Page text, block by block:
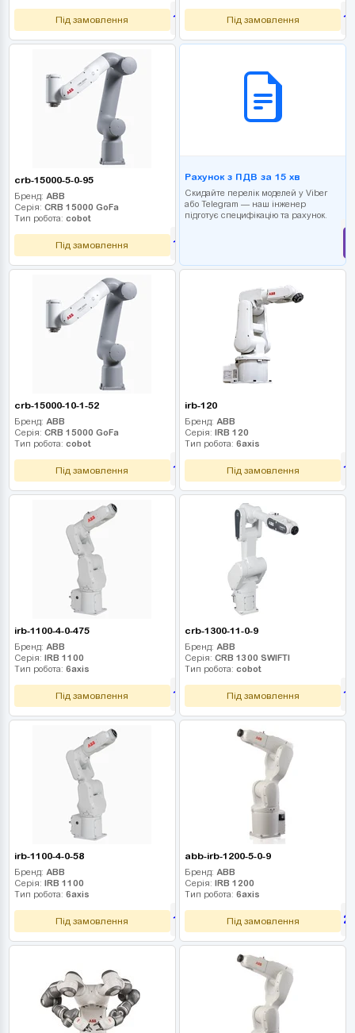
Під замовлення 1 530 000грн
Під замовлення 1
crb-15000-5-0-95
Бренд: ABB
Серія: CRB 15000 GoFa
Тип робота: cobot
Під замовлення 1 620 000
Рахунок з ПДВ за 15 хв
Скидайте перелік моделей у Viber
або Telegram — наш інженер
підготує специфікацію та рахунок.
crb-15000-10-1-52
Бренд: ABB
Серія: CRB 15000 GoFa
Тип робота: cobot
Під замовлення 1 710 000грн
irb-120
Бренд: ABB
Серія: IRB 120
Тип робота: 6axis
Під замовлення 1
irb-1100-4-0-475
Бренд: ABB
Серія: IRB 1100
Тип робота: 6axis
Під замовлення 1 845 000грн
crb-1300-11-0-9
Бренд: ABB
Серія: CRB 1300 SWIFTI
Тип робота: cobot
Під замовлення 1
irb-1100-4-0-58
Бренд: ABB
Серія: IRB 1100
Тип робота: 6axis
Під замовлення 1 935 000грн
abb-irb-1200-5-0-9
Бренд: ABB
Серія: IRB 1200
Тип робота: 6axis
Під замовлення 2